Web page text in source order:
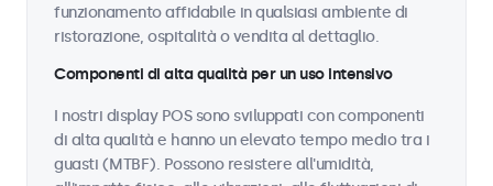
funzionamento affidabile in qualsiasi ambiente di
ristorazione, ospitalità o vendita al dettaglio.
Componenti di alta qualità per un uso intensivo
I nostri display POS sono sviluppati con componenti
di alta qualità e hanno un elevato tempo medio tra i
guasti (MTBF). Possono resistere all'umidità,